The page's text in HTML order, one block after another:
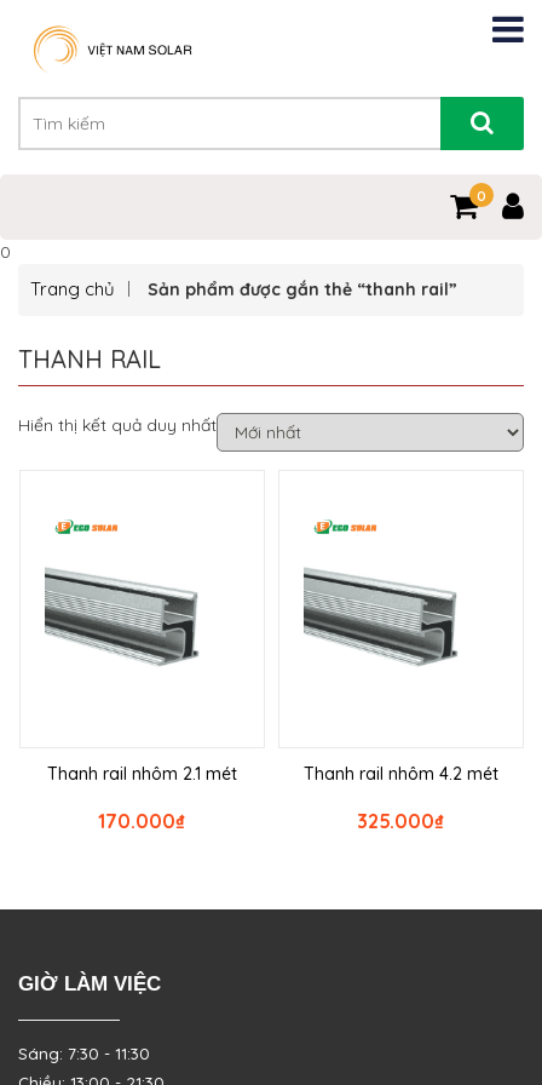
0
0
Trang chủ Sản phẩm được gắn thẻ “thanh rail”
THANH RAIL
Hiển thị kết quả duy nhất
Thanh rail nhôm 2.1 mét
₫
170.000
Thanh rail nhôm 4.2 mét
₫
325.000
GIỜ LÀM VIỆC
Sáng: 7:30 - 11:30